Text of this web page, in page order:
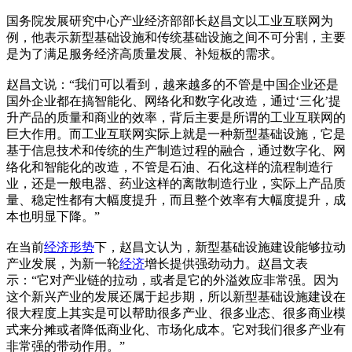
国务院发展研究中心产业经济部部长赵昌文以工业互联网为
例，他表示新型基础设施和传统基础设施之间不可分割，主要
是为了满足服务经济高质量发展、补短板的需求。
赵昌文说：“我们可以看到，越来越多的不管是中国企业还是
国外企业都在搞智能化、网络化和数字化改造，通过‘三化’提
升产品的质量和商业的效率，背后主要是所谓的工业互联网的
巨大作用。而工业互联网实际上就是一种新型基础设施，它是
基于信息技术和传统的生产制造过程的融合，通过数字化、网
络化和智能化的改造，不管是石油、石化这样的流程制造行
业，还是一般电器、药业这样的离散制造行业，实际上产品质
量、稳定性都有大幅度提升，而且整个效率有大幅度提升，成
本也明显下降。”
在当前经济形势下，赵昌文认为，新型基础设施建设能够拉动
产业发展，为新一轮经济增长提供强劲动力。赵昌文表
示：“它对产业链的拉动，或者是它的外溢效应非常强。因为
这个新兴产业的发展还属于起步期，所以新型基础设施建设在
很大程度上其实是可以帮助很多产业、很多业态、很多商业模
式来分摊或者降低商业化、市场化成本。它对我们很多产业有
非常强的带动作用。”